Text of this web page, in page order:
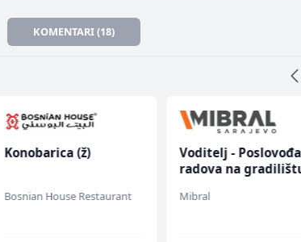
KOMENTARI (18)
Konobarica (ž)
Bosnian House Restaurant
Voditelj - Poslovođa
radova na
Mibral